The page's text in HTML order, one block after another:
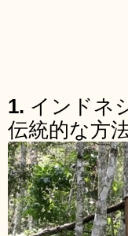
1. インドネ
伝統的な方